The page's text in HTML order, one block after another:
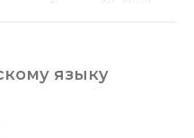
языку